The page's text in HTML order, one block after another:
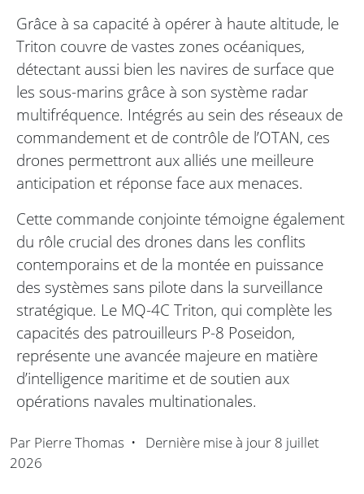
Grâce à sa capacité à opérer à haute altitude, le
Triton couvre de vastes zones océaniques,
détectant aussi bien les navires de surface que
les sous-marins grâce à son système radar
multifréquence. Intégrés au sein des réseaux de
commandement et de contrôle de l’OTAN, ces
drones permettront aux alliés une meilleure
anticipation et réponse face aux menaces.
Cette commande conjointe témoigne également
du rôle crucial des drones dans les conflits
contemporains et de la montée en puissance
des systèmes sans pilote dans la surveillance
stratégique. Le MQ-4C Triton, qui complète les
capacités des patrouilleurs P-8 Poseidon,
représente une avancée majeure en matière
d’intelligence maritime et de soutien aux
opérations navales multinationales.
Par Pierre Thomas • Dernière mise à jour 8 juillet
2026